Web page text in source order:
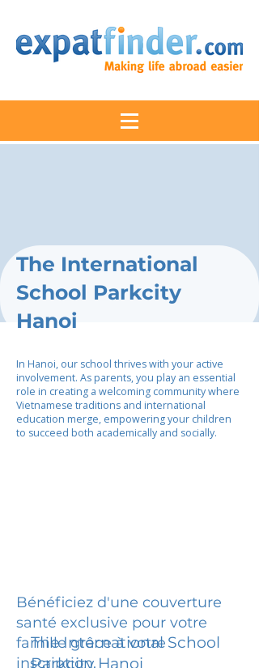
The International
School Parkcity
Hanoi
In Hanoi, our school thrives with your active
involvement. As parents, you play an essential
role in creating a welcoming community where
Vietnamese traditions and international
education merge, empowering your children
to succeed both academically and socially.
Bénéficiez d'une couverture
santé exclusive pour votre
famille grâce à votre
inscription.
The International School
Parkcity Hanoi